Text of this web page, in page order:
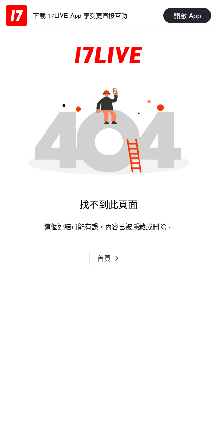
下載 17LIVE App 享受更直接互動 開啟 App
找不到此頁面
這個連結可能有誤，內容已被隱藏或刪除。
首頁